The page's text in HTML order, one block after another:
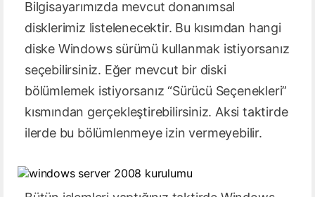
Bilgisayarımızda mevcut donanımsal
disklerimiz listelenecektir. Bu kısımdan hangi
diske Windows sürümü kullanmak istiyorsanız
seçebilirsiniz. Eğer mevcut bir diski
bölümlemek istiyorsanız “Sürücü Seçenekleri”
kısmından gerçekleştirebilirsiniz. Aksi taktirde
ilerde bu bölümlenmeye izin vermeyebilir.